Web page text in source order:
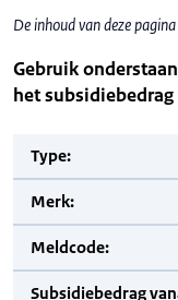
De inhoud van deze
Gebruik
het subsidiebedrag
Type:
Merk:
Meldcode:
Subsidiebedrag